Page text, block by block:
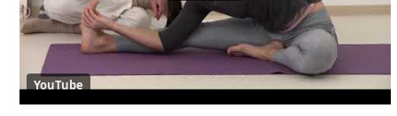
YouTube